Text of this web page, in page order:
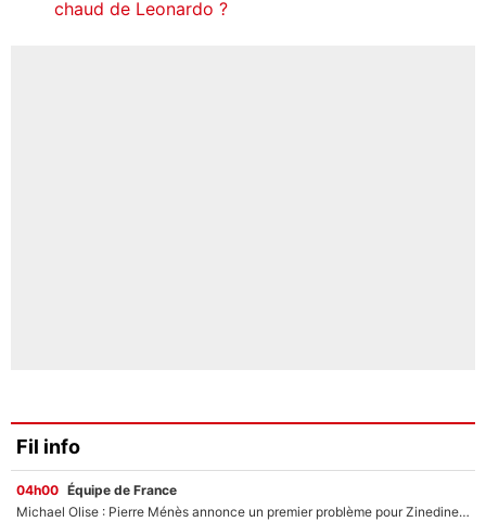
chaud de Leonardo ?
Fil info
04h00 Équipe de France
Michael Olise : Pierre Ménès annonce un premier problème pour Zinedine Zidane en équipe de France